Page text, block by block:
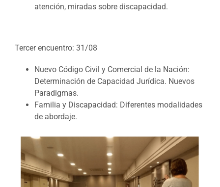
atención, miradas sobre discapacidad.
Tercer encuentro: 31/08
Nuevo Código Civil y Comercial de la Nación:
Determinación de Capacidad Jurídica. Nuevos
Paradigmas.
Familia y Discapacidad: Diferentes modalidades
de abordaje.